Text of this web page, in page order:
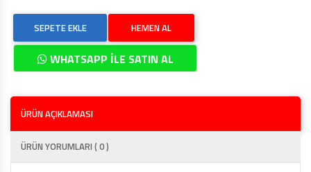
SEPETE EKLE HEMEN AL
WHATSAPP İLE SATIN AL
ÜRÜN AÇIKLAMASI
ÜRÜN YORUMLARI ( 0 )